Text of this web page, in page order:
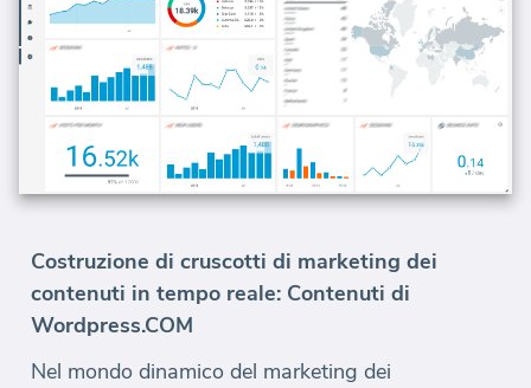
Costruzione di cruscotti di marketing dei
contenuti in tempo reale: Contenuti di
Wordpress.COM
Nel mondo dinamico del marketing dei